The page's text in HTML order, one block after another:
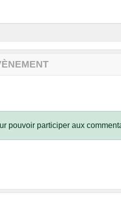
pouvoir participer aux